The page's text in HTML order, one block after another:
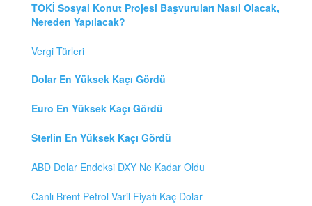
TOKİ Sosyal Konut Projesi Başvuruları Nasıl Olacak,
Nereden Yapılacak?
Vergi Türleri
Dolar En Yüksek Kaçı Gördü
Euro En Yüksek Kaçı Gördü
Sterlin En Yüksek Kaçı Gördü
ABD Dolar Endeksi DXY Ne Kadar Oldu
Canlı Brent Petrol Varil Fiyatı Kaç Dolar